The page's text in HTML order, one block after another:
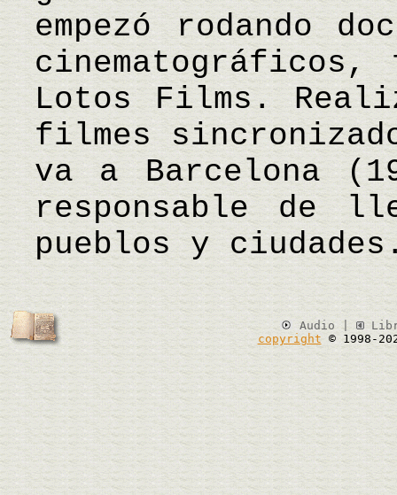
empezó rodando
cinematográficos,
Lotos Films.
filmes
va a Barcelona
responsable de
pueblos y
Audio |
copyright© 1998-